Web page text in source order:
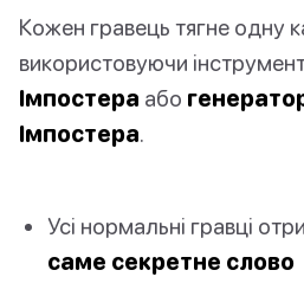
Кожен гравець тягне одну
використовуючи
Імпостера або
Імпостера.
Усі нормальні гравці
саме секретне слово